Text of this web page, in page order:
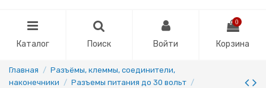
Каталог Поиск Войти
0
Корзина
Главная
Разъёмы, клеммы, соединители,
наконечники
Разъемы питания до 30 вольт